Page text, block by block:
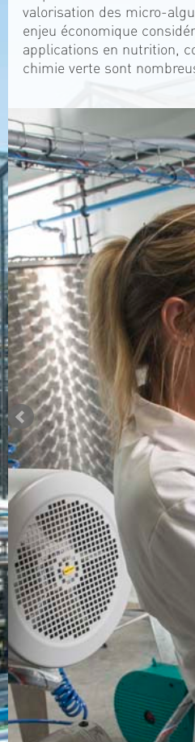
valorisation des micro-
enjeu économique
applications en nutrition,
chimie verte sont